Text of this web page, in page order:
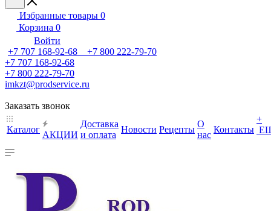
Избранные товары 0
Корзина 0
Войти
+7 707 168-92-68 +7 800 222-79-70
+7 707 168-92-68
+7 800 222-79-70
imkzt@prodservice.ru
Заказать звонок
Каталог
АКЦИИ
Доставка
и оплата
Новости Рецепты
О
нас
Контакты
+